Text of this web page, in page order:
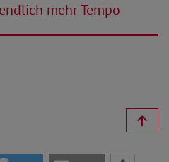
mehr Tempo